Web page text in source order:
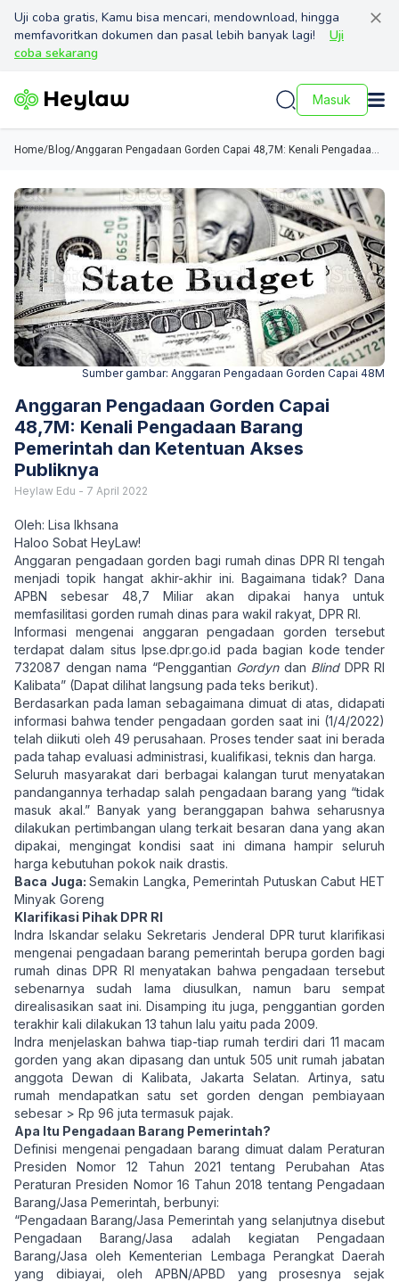
Uji coba gratis, Kamu bisa mencari, mendownload, hingga
memfavoritkan dokumen dan pasal lebih banyak lagi!
Uji
coba sekarang
Masuk
Home/Blog/Anggaran Pengadaan Gorden Capai 48,7M: Kenali Pengadaan
Sumber gambar: Anggaran Pengadaan Gorden Capai 48M
Anggaran Pengadaan Gorden Capai
48,7M: Kenali Pengadaan Barang
Pemerintah dan Ketentuan Akses
Publiknya
Heylaw Edu - 7 April 2022
Oleh: Lisa Ikhsana
Haloo Sobat HeyLaw!
Anggaran pengadaan gorden bagi rumah dinas DPR RI tengah
menjadi topik hangat akhir-akhir ini. Bagaimana tidak? Dana
APBN sebesar 48,7 Miliar akan dipakai hanya untuk
memfasilitasi gorden rumah dinas para wakil rakyat, DPR RI.
Informasi mengenai anggaran pengadaan gorden tersebut
terdapat dalam situs lpse.dpr.go.id pada bagian kode tender
732087 dengan nama “Penggantian Gordyndan BlindDPR RI
Kalibata” (Dapat dilihat langsung padateks berikut).
Berdasarkan pada laman sebagaimana dimuat di atas, didapati
informasi bahwa tender pengadaan gorden saat ini (1/4/2022)
telah diikuti oleh 49 perusahaan. Proses tender saat ini berada
pada tahap evaluasi administrasi, kualifikasi, teknis dan harga.
Seluruh masyarakat dari berbagai kalangan turut menyatakan
pandangannya terhadap salah pengadaan barang yang “tidak
masuk akal.” Banyak yang beranggapan bahwa seharusnya
dilakukan pertimbangan ulang terkait besaran dana yang akan
dipakai, mengingat kondisi saat ini dimana hampir seluruh
harga kebutuhan pokok naik drastis.
Baca Juga:Semakin Langka, Pemerintah Putuskan Cabut HET
Minyak Goreng
Klarifikasi Pihak DPR RI
Indra Iskandar selaku Sekretaris Jenderal DPR turut klarifikasi
mengenai pengadaan barang pemerintah berupa gorden bagi
rumah dinas DPR RI menyatakan bahwa pengadaan tersebut
sebenarnya sudah lama diusulkan, namun baru sempat
direalisasikan saat ini. Disamping itu juga, penggantian gorden
terakhir kali dilakukan 13 tahun lalu yaitu pada 2009.
Indra menjelaskan bahwa tiap-tiap rumah terdiri dari 11 macam
gorden yang akan dipasang dan untuk 505 unit rumah jabatan
anggota Dewan di Kalibata, Jakarta Selatan. Artinya, satu
rumah mendapatkan satu set gorden dengan pembiayaan
sebesar > Rp 96 juta termasuk pajak.
Apa Itu Pengadaan Barang Pemerintah?
Definisi mengenai pengadaan barang dimuat dalam Peraturan
Presiden Nomor 12 Tahun 2021 tentang Perubahan Atas
Peraturan Presiden Nomor 16 Tahun 2018 tentang Pengadaan
Barang/Jasa Pemerintah, berbunyi:
“Pengadaan Barang/Jasa Pemerintah yang selanjutnya disebut
Pengadaan Barang/Jasa adalah kegiatan Pengadaan
Barang/Jasa oleh Kementerian Lembaga Perangkat Daerah
yang dibiayai, oleh APBN/APBD yang prosesnya sejak